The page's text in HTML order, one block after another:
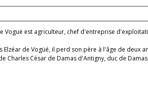
Voguë est agriculteur, chef d'entreprise
Elzéar de Vogüé, il perd son père à l'âge de deux
Charles César de Damas d'Antigny, duc de